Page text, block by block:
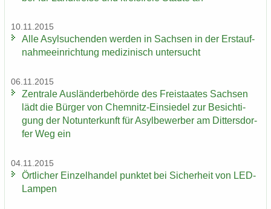
10.11.2015
Alle Asyl­su­chen­den wer­den in Sach­sen in der Erst­auf­
nah­me­ein­rich­tung me­di­zi­nisch un­ter­sucht
06.11.2015
Zen­tra­le Aus­län­der­be­hör­de des Frei­staa­tes Sach­sen
lädt die Bür­ger von Chemnitz-​Einsiedel zur Be­sich­ti­
gung der Not­un­ter­kunft für Asyl­be­wer­ber am Dit­ters­dor­
fer Weg ein
04.11.2015
Ört­li­cher Ein­zel­han­del punk­tet bei Si­cher­heit von LED-​
Lampen